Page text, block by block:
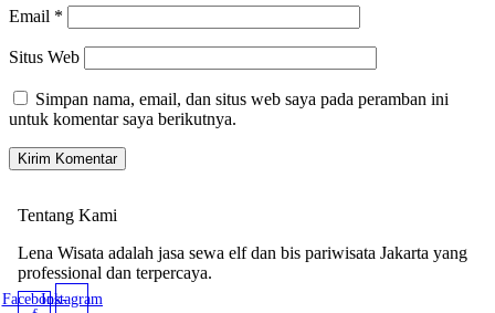
Email *
Situs Web
Simpan nama, email, dan situs web saya pada peramban ini
untuk komentar saya berikutnya.
Tentang Kami
Lena Wisata adalah jasa sewa elf dan bis pariwisata Jakarta yang
professional dan terpercaya.
Facebook-Instagram